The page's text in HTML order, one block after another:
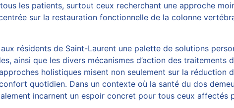
les patients, surtout ceux recherchant une approche
sur la restauration fonctionnelle de la colonne
résidents de Saint-Laurent une palette de solutions
ainsi que les divers mécanismes d’action des traitements
holistiques misent non seulement sur la réduction
quotidien. Dans un contexte où la santé du dos
incarnent un espoir concret pour tous ceux affectés